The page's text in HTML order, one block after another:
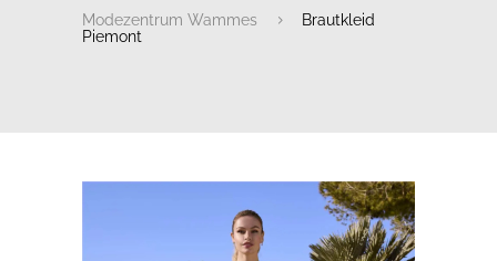
Modezentrum Wammes
Brautkleid
Piemont